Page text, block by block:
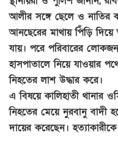
আলীর সঙ্গে ছেলে ও নাতির
আনছেরের মাথায় পিঁড়ি
যায়। পরে পরিবারের লোকজন
হাসপাতালে নিয়ে যাওয়ার
নিহতের লাশ উদ্ধার করে।
এ বিষয়ে কালিহাতী থানার
নিহতের মেয়ে নুরবানু বাদী
দায়ের করেছেন।